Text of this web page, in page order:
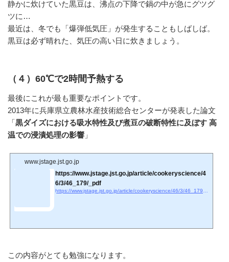
静かに炊けていた黒豆は、沸点の下降で鍋の中が急にグツグ
ツに…
最近は、冬でも「爆弾低気圧」が発生することもしばしば。
黒豆は必ず晴れた、気圧の高い日に炊きましょう。
（４）60℃で2時間予熱する
最後にこれが最も重要なポイントです。
2013年に兵庫県立農林水産技術総合センターが発表した論文
「黒ダイズにおける吸水特性及び煮豆の破断特性に及ぼす 高
温での浸漬処理の影響 」
www.jstage.jst.go.jp
https://www.jstage.jst.go.jp/article/cookeryscience/4
6/3/46_179/_pdf
この内容がとても勉強になります。